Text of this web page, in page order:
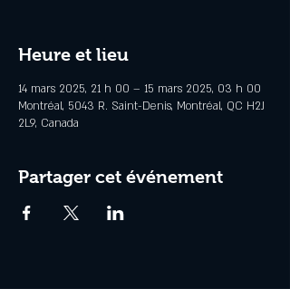
Heure et lieu
14 mars 2025, 21 h 00 – 15 mars 2025, 03 h 00
Montréal, 5043 R. Saint-Denis, Montréal, QC H2J
2L9, Canada
Partager cet événement